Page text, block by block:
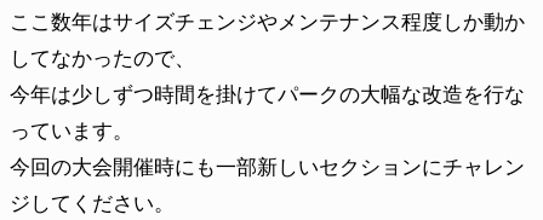
ここ数年はサイズチェンジやメンテナンス程度しか動か
してなかったので、
今年は少しずつ時間を掛けてパークの大幅な改造を行な
っています。
今回の大会開催時にも一部新しいセクションにチャレン
ジ してください。